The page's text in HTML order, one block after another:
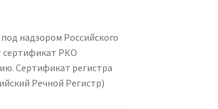
надзором Российского
сертификат РКО
Сертификат регистра
Речной Регистр)